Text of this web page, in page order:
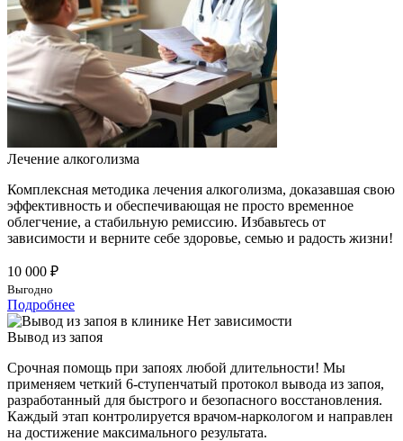
Лечение алкоголизма
Комплексная методика лечения алкоголизма, доказавшая свою
эффективность и обеспечивающая не просто временное
облегчение, а стабильную ремиссию. Избавьтесь от
зависимости и верните себе здоровье, семью и радость жизни!
10 000 ₽
Выгодно
Подробнее
Вывод из запоя
Срочная помощь при запоях любой длительности! Мы
применяем четкий 6-ступенчатый протокол вывода из запоя,
разработанный для быстрого и безопасного восстановления.
Каждый этап контролируется врачом-наркологом и направлен
на достижение максимального результата.